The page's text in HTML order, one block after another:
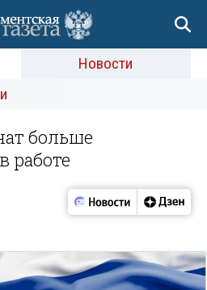
Новости
больше
работе